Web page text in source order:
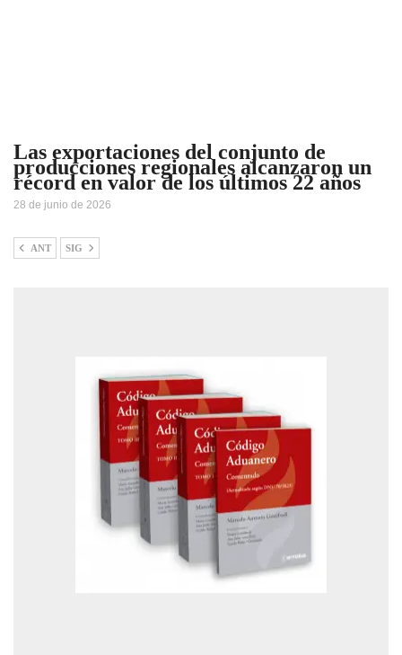
Las exportaciones del conjunto de
producciones regionales alcanzaron un
récord en valor de los últimos 22 años
28 de junio de 2026
ANT SIG